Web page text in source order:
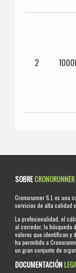
2
SOBRECRONORUNNER
Cronorunner S.L es una
servicios de alta calidad
La profesionalidad, el
al corredor, la búsqueda
valores que identifican y
ha permitido a
un gran conjunto de
DOCUMENTACIÓN